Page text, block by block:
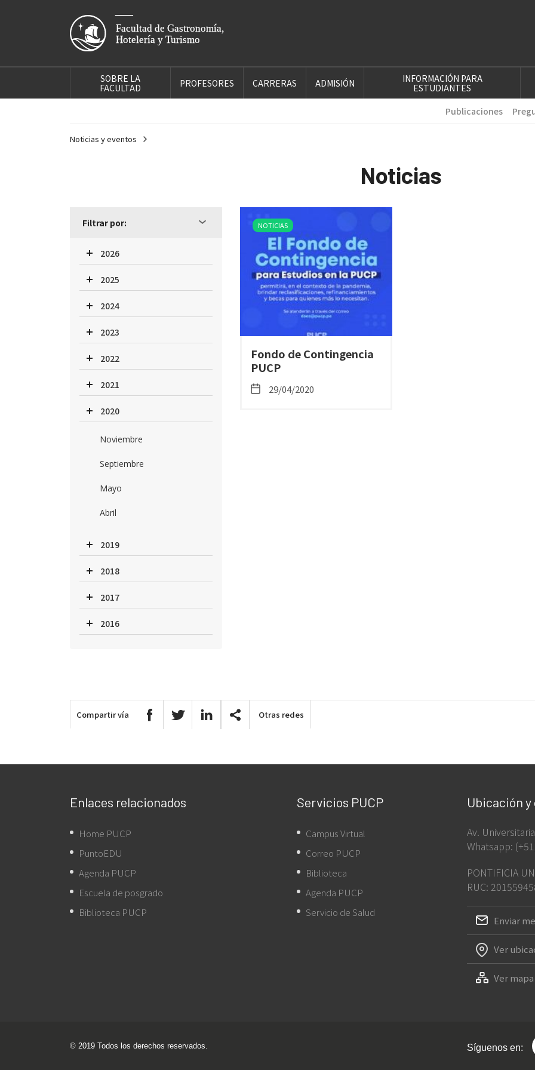
SOBRE LA
FACULTAD
PROFESORES CARRERAS ADMISIÓN
INFORMACIÓN PARA
ESTUDIANTES
Publicaciones
Noticias y eventos
Noticias
Filtrar por:
2026
2025
2024
2023
2022
2021
2020
Noviembre
Septiembre
Mayo
Abril
2019
2018
2017
2016
NOTICIAS
Fondo de Contingencia
PUCP
29/04/2020
Compartir vía Otras redes
Enlaces relacionados
Home PUCP
PuntoEDU
Agenda PUCP
Escuela de posgrado
Biblioteca PUCP
Servicios PUCP
Campus Virtual
Correo PUCP
Biblioteca
Agenda PUCP
Servicio de Salud
Ubicación
Av.
Whatsapp:
PONTIFICIA
RUC:
Enviar
Ver
Ver
© 2019 Todos los derechos reservados. Síguenos en: